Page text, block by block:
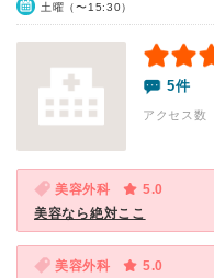
土曜（〜15:30）
5件
アクセス数
美容外科
5.0
美容なら絶対ここ
美容外科
5.0